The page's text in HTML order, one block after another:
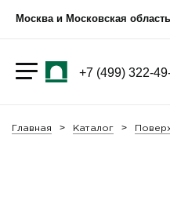
Москва и Московская область
+7 (499) 322-
Главная Каталог